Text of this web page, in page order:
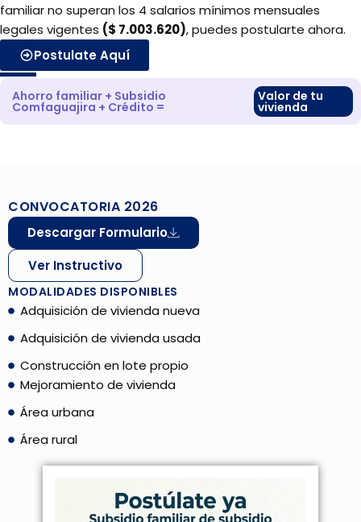
familiar no superan los 4 salarios mínimos mensuales
legales vigentes ($ 7.003.620), puedes postularte ahora.
Postulate Aquí
Ahorro familiar + Subsidio
Comfaguajira + Crédito =
Valor de tu
vivienda
CONVOCATORIA 2026
Descargar Formulario
Ver Instructivo
MODALIDADES DISPONIBLES
Adquisición de vivienda nueva
Adquisición de vivienda usada
Construcción en lote propio
Mejoramiento de vivienda
Área urbana
Área rural